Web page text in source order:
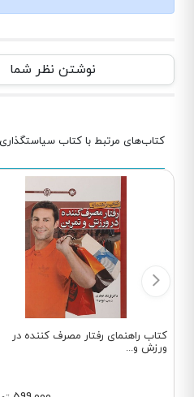
نوشتن نظر شما
کتاب‌های مرتبط با کتاب
کتاب راهنمای رفتار مصرف کننده در
ورزش و...